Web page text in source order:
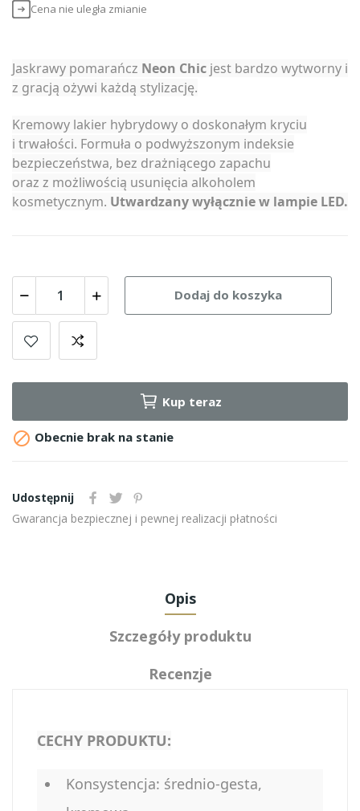
Cena nie uległa zmianie
Jaskrawy pomarańcz Neon Chic jest bardzo wytworny i
z gracją ożywi każdą stylizację.
Kremowy lakier hybrydowy o doskonałym kryciu
i trwałości. Formuła o podwyższonym indeksie
bezpieczeństwa, bez drażniącego zapachu
oraz z możliwością usunięcia alkoholem
kosmetycznym. Utwardzany wyłącznie w lampie LED.
Dodaj do koszyka
Kup teraz
 Obecnie brak na stanie
Udostępnij
Gwarancja bezpiecznej i pewnej realizacji płatności
Opis
Szczegóły produktu
Recenzje
CECHY PRODUKTU:
Konsystencja: średnio-gesta,